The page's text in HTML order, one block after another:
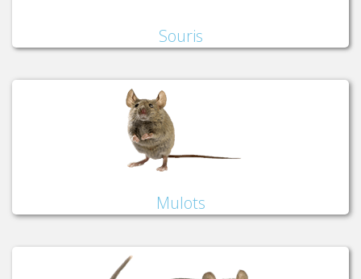
Souris
Mulots